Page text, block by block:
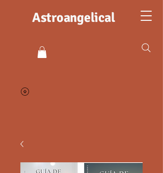
Astroangelical